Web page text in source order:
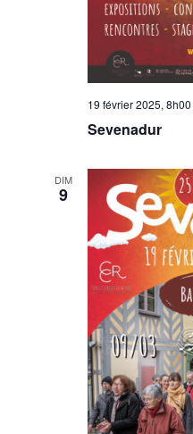
19 février 2025, 8h00
Sevenadur
DIM
9